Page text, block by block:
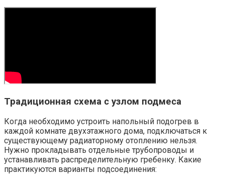
Традиционная схема с узлом подмеса
Когда необходимо устроить напольный подогрев в
каждой комнате двухэтажного дома, подключаться к
существующему радиаторному отоплению нельзя.
Нужно прокладывать отдельные трубопроводы и
устанавливать распределительную гребенку. Какие
практикуются варианты подсоединения: